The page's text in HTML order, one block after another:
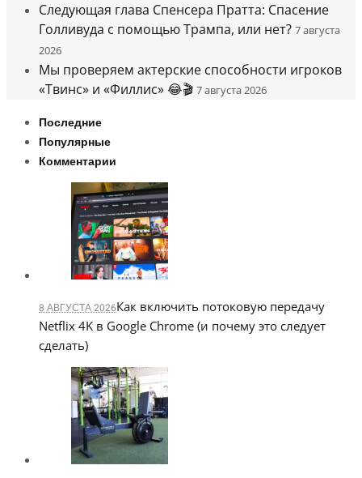
Следующая глава Спенсера Пратта: Спасение
Голливуда с помощью Трампа, или нет? 7 августа
2026
Мы проверяем актерские способности игроков
«Твинс» и «Филлис» 😂🎬 7 августа 2026
Последние
Популярные
Комментарии
8 АВГУСТА 2026Как включить потоковую передачу
Netflix 4K в Google Chrome (и почему это следует
сделать)